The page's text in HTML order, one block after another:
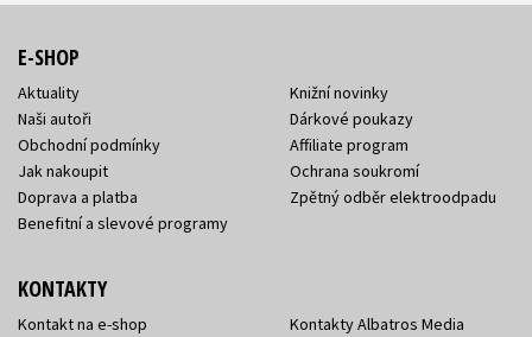
E-SHOP
Aktuality
Naši autoři
Obchodní podmínky
Jak nakoupit
Doprava a platba
Benefitní a slevové programy
Knižní novinky
Dárkové poukazy
Affiliate program
Ochrana soukromí
Zpětný odběr elektroodpadu
KONTAKTY
Kontakt na e-shop
Kontakty Albatros Media